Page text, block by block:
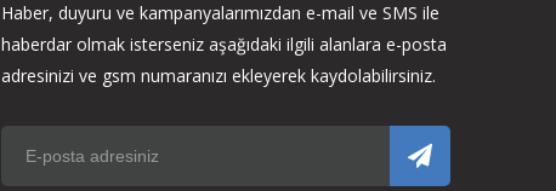
Haber, duyuru ve kampanyalarımızdan e-mail ve SMS ile
haberdar olmak isterseniz aşağıdaki ilgili alanlara e-posta
adresinizi ve gsm numaranızı ekleyerek kaydolabilirsiniz.